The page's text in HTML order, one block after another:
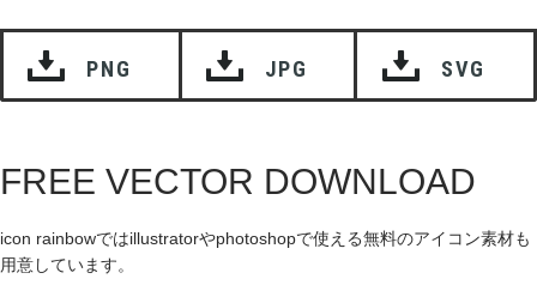
PNG JPG SVG
FREE VECTOR DOWNLOAD
icon rainbowではillustratorやphotoshopで使える無料のアイコン素材も
用意しています。